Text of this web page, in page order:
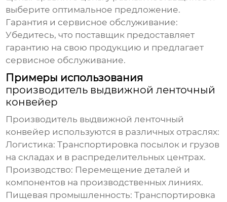
выберите оптимальное предложение.
Гарантия и сервисное обслуживание:
Убедитесь, что поставщик предоставляет
гарантию на свою продукцию и предлагает
сервисное обслуживание.
Примеры использования
производитель выдвижной ленточный
конвейер
Производитель выдвижной ленточный
конвейер используются в различных отраслях:
Логистика: Транспортировка посылок и грузов
на складах и в распределительных центрах.
Производство: Перемещение деталей и
компонентов на производственных линиях.
Пищевая промышленность: Транспортировка